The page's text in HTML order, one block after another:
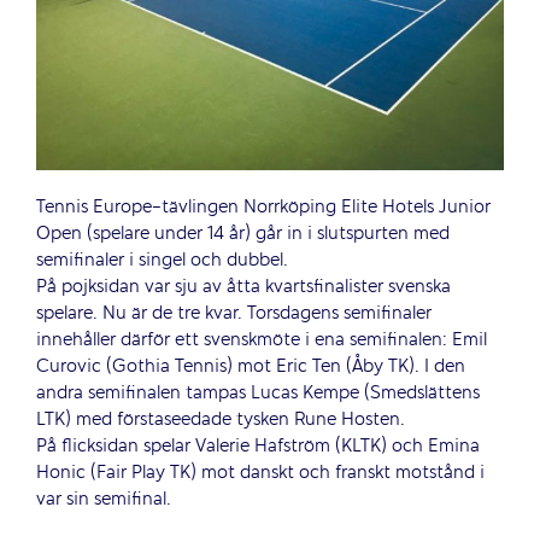
Tennis Europe-tävlingen Norrköping Elite Hotels Junior
Open (spelare under 14 år) går in i slutspurten med
semifinaler i singel och dubbel.
På pojksidan var sju av åtta kvartsfinalister svenska
spelare. Nu är de tre kvar. Torsdagens semifinaler
innehåller därför ett svenskmöte i ena semifinalen: Emil
Curovic (Gothia Tennis) mot Eric Ten (Åby TK). I den
andra semifinalen tampas Lucas Kempe (Smedslättens
LTK) med förstaseedade tysken Rune Hosten.
På flicksidan spelar Valerie Hafström (KLTK) och Emina
Honic (Fair Play TK) mot danskt och franskt motstånd i
var sin semifinal.